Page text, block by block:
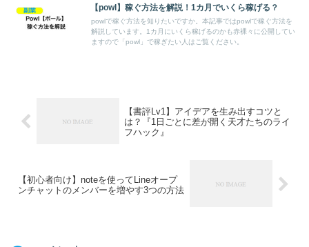
副業 【powl】稼ぐ方法を解説！1カ月でいくら稼げる？
powlで稼ぐ方法を知りたいですか。本記事ではpowlで稼ぐ方法を
解説しています。1カ月にいくら稼げるのかも赤裸々に公開してい
ますので「powl」で稼ぎたい人はご覧ください。
【書評Lv1】アイデアを生み出すコツと
は？『1日ごとに差が開く天才たちのライ
フハック』
【初心者向け】noteを使ってLineオープ
ンチャットのメンバーを増やす3つの方法